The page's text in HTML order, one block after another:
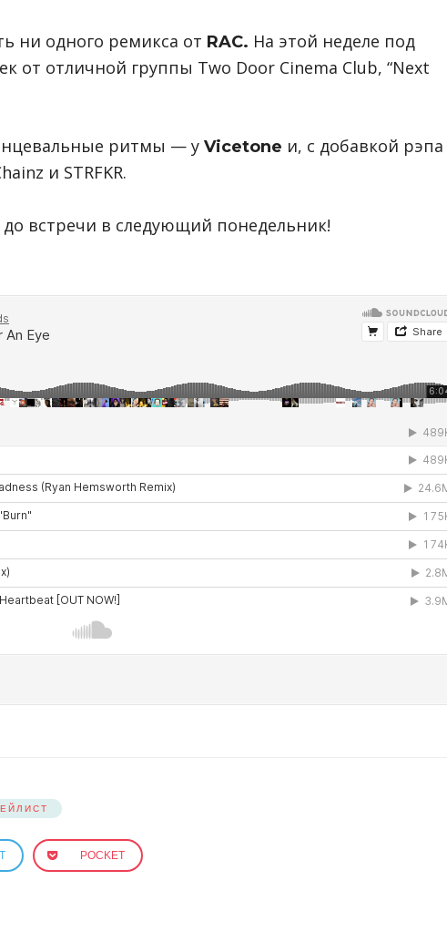
ни одного ремикса от RAC. На этой неделе под
от отличной группы Two Door Cinema Club, “Next
ритмы — у Vicetone и, с добавкой рэпа
и STRFKR.
встречи в следующий понедельник!
POCKET